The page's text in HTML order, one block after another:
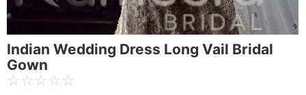
Indian Wedding Dress Long Vail Bridal
Gown
☆☆☆☆☆